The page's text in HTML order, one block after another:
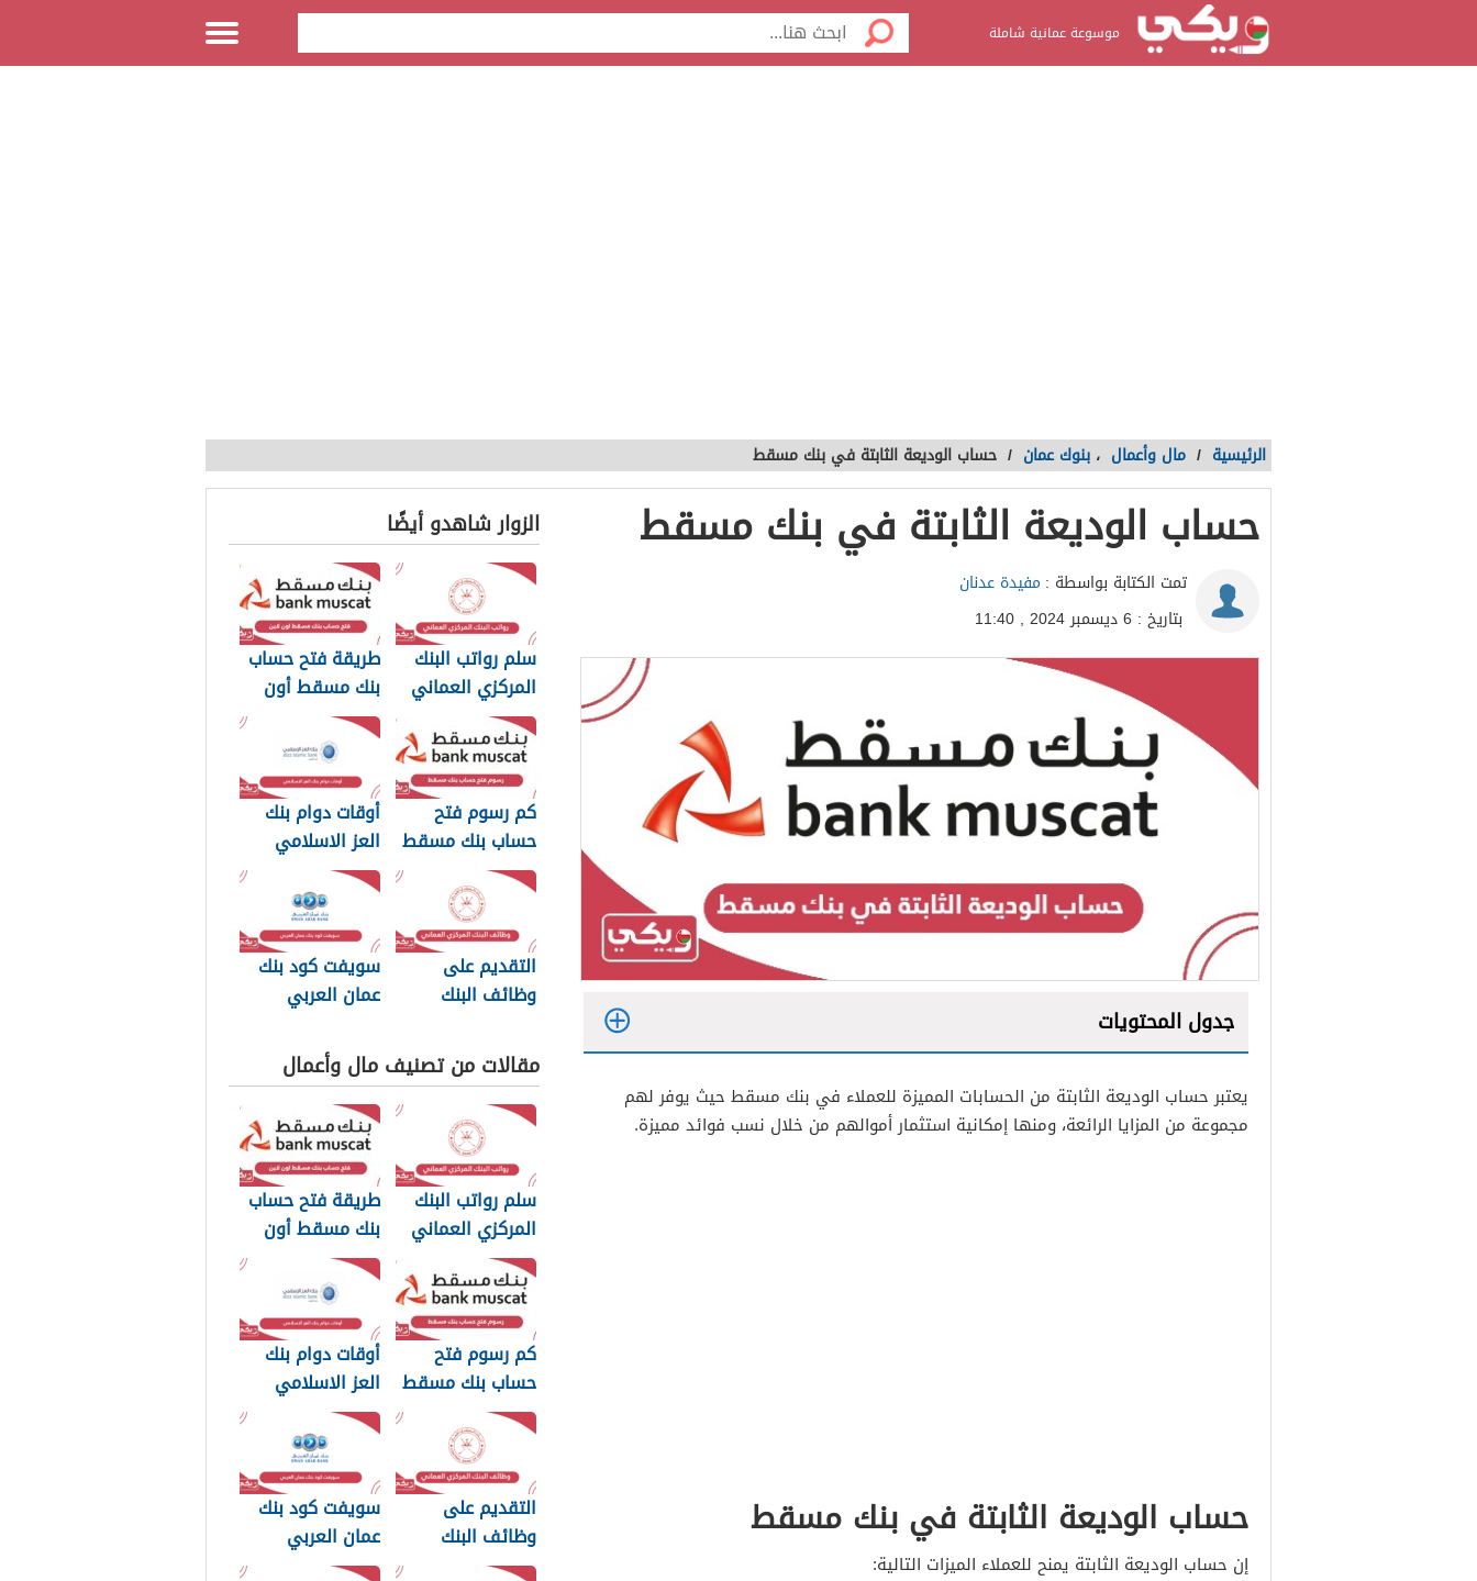
موسوعة عمانية شاملة
الرئيسية / مال وأعمال ، بنوك عمان / حساب الوديعة الثابتة في بنك مسقط
حساب الوديعة الثابتة في بنك مسقط
تمت الكتابة بواسطة : مفيدة عدنان
بتاريخ : 6 ديسمبر 2024 , 11:40
جدول المحتويات
2
يعتبر حساب الوديعة الثابتة من الحسابات المميزة للعملاء في بنك مسقط حيث يوفر لهم
مجموعة من المزايا الرائعة، ومنها إمكانية استثمار أموالهم من خلال نسب فوائد مميزة.
حساب الوديعة الثابتة في بنك مسقط
إن حساب الوديعة الثابتة يمنح للعملاء الميزات التالية:
الزوار شاهدو أيضًا
سلم رواتب البنك
المركزي العماني
2026
طريقة فتح حساب
بنك مسقط أون
لاين 2026
كم رسوم فتح
حساب بنك مسقط
2026
أوقات دوام بنك
العز الاسلامي
سلطنة عمان
2026
التقديم على
وظائف البنك
2026
سويفت كود بنك
عمان العربي
مقالات من تصنيف مال وأعمال
سلم رواتب البنك
المركزي العماني
2026
طريقة فتح حساب
بنك مسقط أون
لاين 2026
كم رسوم فتح
حساب بنك مسقط
2026
أوقات دوام بنك
العز الاسلامي
سلطنة عمان
2026
التقديم على
وظائف البنك
المركزي العماني
سويفت كود بنك
عمان العربي